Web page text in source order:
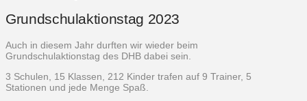
Grundschulaktionstag 2023
Auch in diesem Jahr durften wir wieder beim
Grundschulaktionstag des DHB dabei sein.
3 Schulen, 15 Klassen, 212 Kinder trafen auf 9 Trainer, 5
Stationen und jede Menge Spaß.